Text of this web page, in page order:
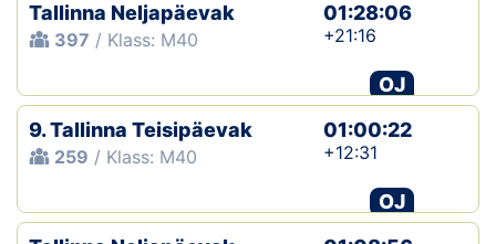
Tallinna Neljapäevak
397 / Klass: M40
01:28:06
+21:16
OJ
9. Tallinna Teisipäevak
259 / Klass: M40
01:00:22
+12:31
OJ